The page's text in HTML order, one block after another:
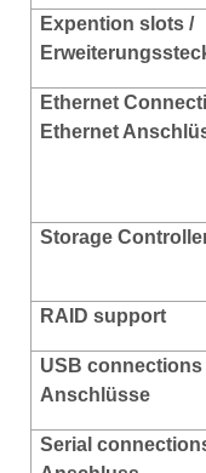
Expention slots /
Ethernet
Ethernet
Storage
RAID support
USB connections
Anschlüsse
Serial